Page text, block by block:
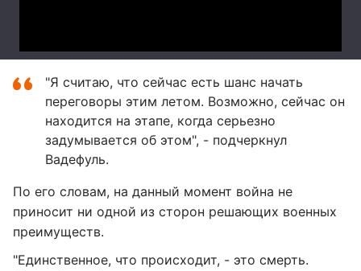
"Я считаю, что сейчас есть шанс начать
переговоры этим летом. Возможно, сейчас он
находится на этапе, когда серьезно
задумывается об этом", - подчеркнул
Вадефуль.
По его словам, на данный момент война не
приносит ни одной из сторон решающих военных
преимуществ.
"Единственное, что происходит, - это смерть.